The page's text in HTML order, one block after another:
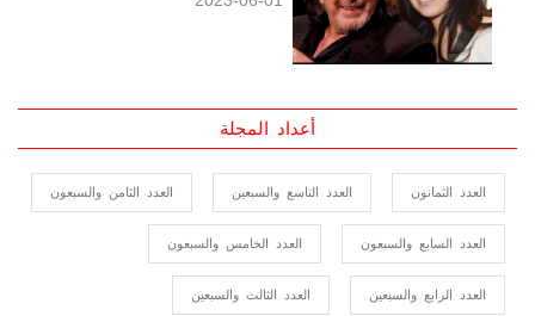
أعداد المجلة
العدد الثمانون العدد التاسع والسبعين العدد الثامن والسبعون
العدد السابع والسبعون العدد الخامس والسبعون
العدد الرابع والسبعين العدد الثالث والسبعين